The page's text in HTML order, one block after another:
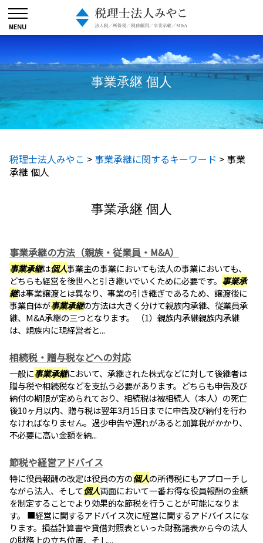
事業承継 個人
税理士法人みやこ > 事業承継に関するキーワード > 事業
承継 個人
事業承継 個人
事業承継の方法（親族・従業員・M&A）
事業承継は個人事業主の事業においても法人の事業においても、
どちらも経営を後世へと引き継いでいくために必要です。 事業承
継は事業譲渡とは異なり、事業の引き継ぎであるため、譲渡後に
事業自体が事業承継の方法は大きく分けて親族内承継、従業員承
継、M&A承継の三つとなります。 （1）親族内承継親族内承継
は、親族内に現経営者と...
相続税・贈与税などへの対応
一般に事業承継において、承継された株式などに対して後継者は
贈与税や相続税などを支払う必要があります。どちらも申告及び
納付の期限が定められており、相続税は被相続人（本人）の死亡
後10ヶ月以内、贈与税は翌年3月15日までに申告及び納付を行わ
なければなりません。過少申告や遅れがあると加算税がかかり、
不必要に高い金額を納...
節税や経営アドバイス
特に役員報酬の改定は役員の方の個人の所得税にもアプローチし
ながら法人、そして個人両面において一番お得な役員報酬の金額
を制定することでより効果的な節税を行うことが可能になりま
す。 ■経営に関するアドバイス次に経営に関するアドバイスにな
ります。損益計算書や貸借対照表といった財務諸表から今の法人
の財務上の立ち位置、そし...